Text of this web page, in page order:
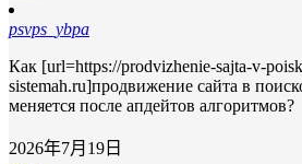
psvps_ybpa
Как [url=https://prodvizhenie-sajta-v-
sistemah.ru]продвижение сайта в
меняется после апдейтов алгоритмов?
2026年7月19日